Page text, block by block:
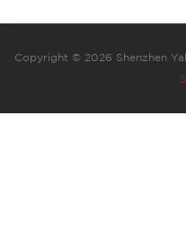
Copyright © 2026 Shenzhen